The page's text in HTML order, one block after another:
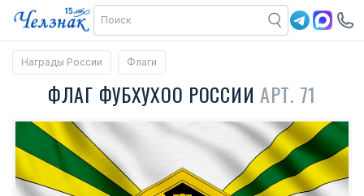
Награды России Флаги
ФЛАГ ФУБХУХОО РОССИИАРТ. 71